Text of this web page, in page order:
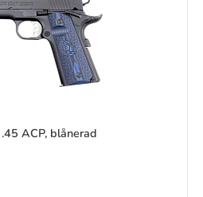
ACP, blånerad